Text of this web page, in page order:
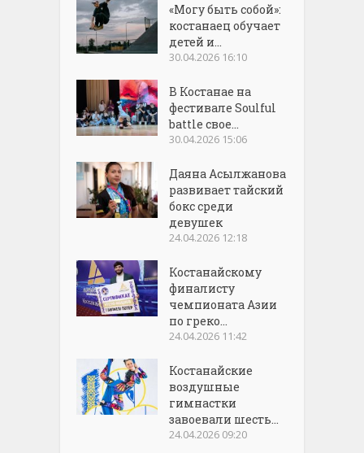
«Могу быть собой»:
костанаец обучает
детей и...
30.04.2026 16:10
В Костанае на
фестивале Soulful
battle свое...
30.04.2026 15:06
Даяна Асылжанова
развивает тайский
бокс среди
девушек
24.04.2026 12:18
Костанайскому
финалисту
чемпионата Азии
по греко...
24.04.2026 11:42
Костанайские
воздушные
гимнастки
завоевали шесть...
24.04.2026 09:20